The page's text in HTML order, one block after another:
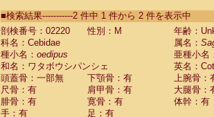
CebidaeSaguinus labiatus(0)
Cebidae Saguinus leucopus (0)
Cebidae
Cebidae
CebidaeSaguinus nigricollis (1)
Cebidae Saguinus oedipus
Cebidae Saguinus weddelli
Cebidae Saguinusspp.
■検索結果-----------2 件中 1 件から 2 件を表示中
剖検番号：02220
性別：M
年齢：
科名：Cebidae
属名：
種小名： oedipus
亜種小名
和名：ワタボウシパンシェ
英名：
頭蓋骨：一部無
下顎骨：有
上腕骨：
尺骨：有
肩甲骨：有
大腿骨：
腓骨：有
寛骨：有
体幹：有
手：有
足：有